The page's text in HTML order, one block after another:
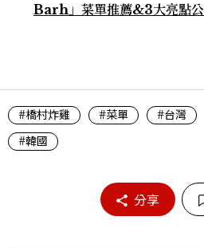
Barh」菜單推薦&3大亮點
#橋村炸雞 #菜單 #台灣
#韓國
分享